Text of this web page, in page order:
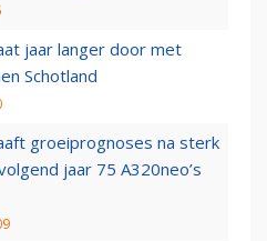
jaar langer door met
Schotland
groeiprognoses na sterk
jaar 75 A320neo’s